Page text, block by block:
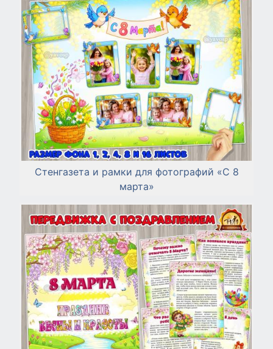
Стенгазета и рамки для фотографий «С 8
марта»